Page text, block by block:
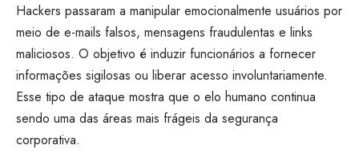
Hackers passaram a manipular emocionalmente usuários por
meio de e-mails falsos, mensagens fraudulentas e links
maliciosos. O objetivo é induzir funcionários a fornecer
informações sigilosas ou liberar acesso involuntariamente.
Esse tipo de ataque mostra que o elo humano continua
sendo uma das áreas mais frágeis da segurança
corporativa.